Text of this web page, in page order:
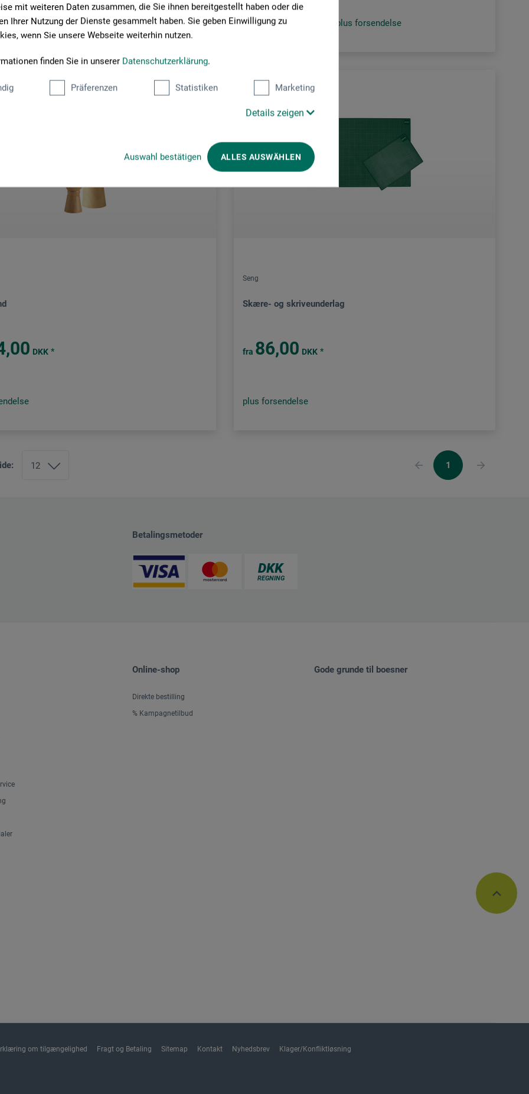
mit weiteren Daten zusammen, die Sie ihnen bereitgestellt haben oder die
Ihrer Nutzung der Dienste gesammelt haben. Sie geben Einwilligung zu
wenn Sie unsere Webseite weiterhin nutzen.
finden Sie in unserer Datenschutzerklärung.
Präferenzen Statistiken Marketing
Details zeigen
Auswahl bestätigen ALLES AUSWÄHLEN
plus forsendelse plus forsendelse
DKK *
Seng
Skære- og skriveunderlag
fra 86,00 DKK *
plus forsendelse
1
Betalingsmetoder
Online-shop
Direkte bestilling
% Kampagnetilbud
Gode grunde til boesner
om tilgængelighed Fragt og Betaling Sitemap Kontakt Nyhedsbrev Klager/Konfliktløsning